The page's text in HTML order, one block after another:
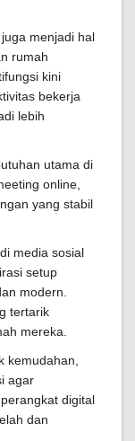
menjadi hal
rumah
kini
bekerja
lebih
utama di
online,
yang stabil
media sosial
setup
modern.
tertarik
mereka.
kemudahan,
agar
digital
dan